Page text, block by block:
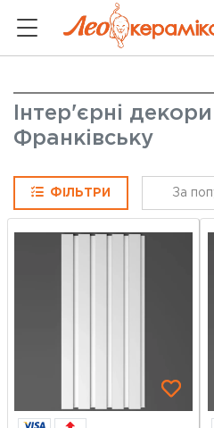
Інтер'єрні
Франківську
ФІЛЬТРИ За